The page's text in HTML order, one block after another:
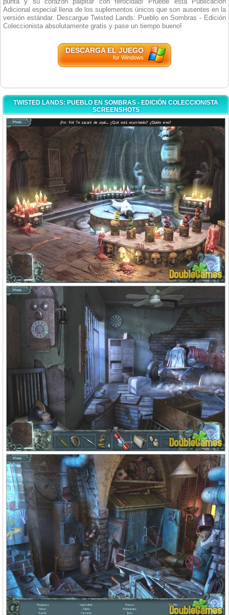
Adicional especial llena de los suplementos únicos que son ausentes en la
versión estándar. Descargue Twisted Lands: Pueblo en Sombras - Edición
Coleccionista absolutamente gratis y pase un tiempo bueno!
DESCARGA EL JUEGO
for Windows
TWISTED LANDS: PUEBLO EN SOMBRAS - EDICIÓN COLECCIONISTA
SCREENSHOTS